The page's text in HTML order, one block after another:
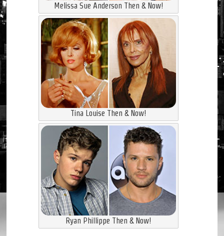
Melissa Sue Anderson Then & Now!
Tina Louise Then & Now!
Ryan Phillippe Then & Now!